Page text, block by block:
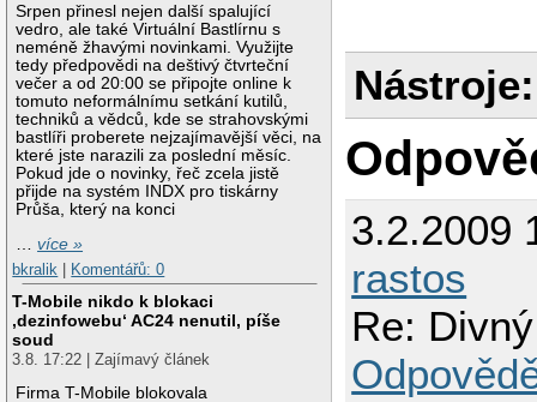
Srpen přinesl nejen další spalující
vedro, ale také Virtuální Bastlírnu s
neméně žhavými novinkami. Využijte
tedy předpovědi na deštivý čtvrteční
večer a od 20:00 se připojte online k
tomuto neformálnímu setkání kutilů,
techniků a vědců, kde se strahovskými
bastlíři proberete nejzajímavější věci, na
které jste narazili za poslední měsíc.
Pokud jde o novinky, řeč zcela jistě
přijde na systém INDX pro tiskárny
Průša, který na konci
…více »
bkralik
Komentářů: 0
T-Mobile nikdo k blokaci
‚dezinfowebu‘ AC24 nenutil, píše
soud
3.8. 17:22 | Zajímavý článek
Firma T-Mobile blokovala
Nástroje:
3.2.2009
rastos
Re: